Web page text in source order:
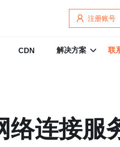
注册账号
CDN 解决方案 联
络连接服